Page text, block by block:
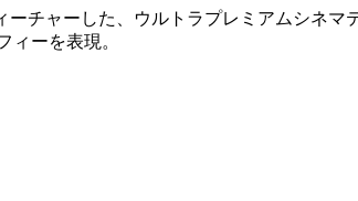
チャーした、ウルトラプレミアムシネ
ーを表現。